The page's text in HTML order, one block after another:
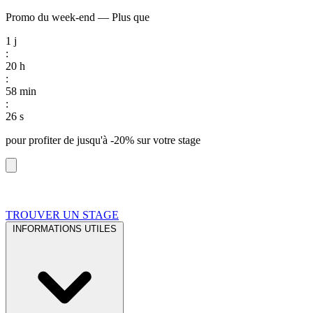
Promo du week-end — Plus que
1 j
:
20 h
:
58 min
:
25 s
pour profiter de jusqu'à -20% sur votre stage
TROUVER UN STAGE
INFORMATIONS UTILES